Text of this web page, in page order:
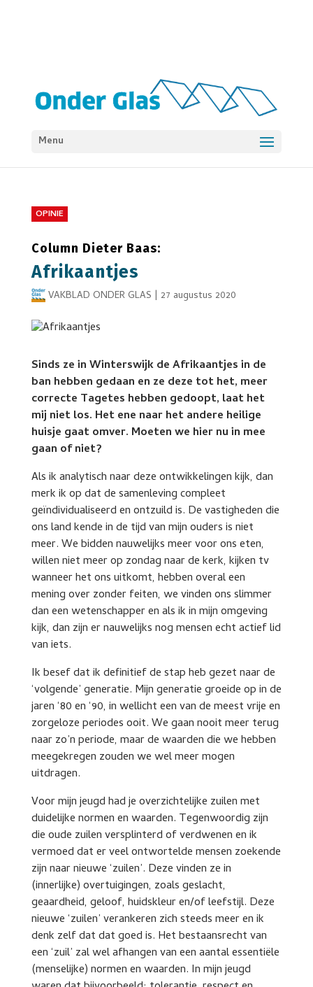
Menu
OPINIE
Column Dieter Baas:
Afrikaantjes
VAKBLAD ONDER GLAS | 27 augustus 2020
Sinds ze in Winterswijk de Afrikaantjes in de
ban hebben gedaan en ze deze tot het, meer
correcte Tagetes hebben gedoopt, laat het
mij niet los. Het ene naar het andere heilige
huisje gaat omver. Moeten we hier nu in mee
gaan of niet?
Als ik analytisch naar deze ontwikkelingen kijk, dan
merk ik op dat de samenleving compleet
geïndividualiseerd en ontzuild is. De vastigheden die
ons land kende in de tijd van mijn ouders is niet
meer. We bidden nauwelijks meer voor ons eten,
willen niet meer op zondag naar de kerk, kijken tv
wanneer het ons uitkomt, hebben overal een
mening over zonder feiten, we vinden ons slimmer
dan een wetenschapper en als ik in mijn omgeving
kijk, dan zijn er nauwelijks nog mensen echt actief lid
van iets.
Ik besef dat ik definitief de stap heb gezet naar de
‘volgende’ generatie. Mijn generatie groeide op in de
jaren ‘80 en ‘90, in wellicht een van de meest vrije en
zorgeloze periodes ooit. We gaan nooit meer terug
naar zo’n periode, maar de waarden die we hebben
meegekregen zouden we wel meer mogen
uitdragen.
Voor mijn jeugd had je overzichtelijke zuilen met
duidelijke normen en waarden. Tegenwoordig zijn
die oude zuilen versplinterd of verdwenen en ik
vermoed dat er veel ontwortelde mensen zoekende
zijn naar nieuwe ‘zuilen’. Deze vinden ze in
(innerlijke) overtuigingen, zoals geslacht,
geaardheid, geloof, huidskleur en/of leefstijl. Deze
nieuwe ‘zuilen’ verankeren zich steeds meer en ik
denk zelf dat dat goed is. Het bestaansrecht van
een ‘zuil’ zal wel afhangen van een aantal essentiële
(menselijke) normen en waarden. In mijn jeugd